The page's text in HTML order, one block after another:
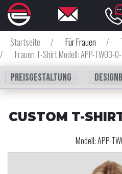
Startseite
/ Für Frauen /
/
Frauen T-Shirt Modell: APP-TW03-
Preisgestaltung
CUSTOM T-
Modell:APP-